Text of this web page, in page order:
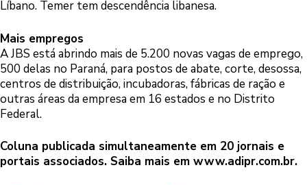
Líbano. Temer tem descendência libanesa.
Mais empregos
A JBS está abrindo mais de 5.200 novas vagas de emprego,
500 delas no Paraná, para postos de abate, corte, desossa,
centros de distribuição, incubadoras, fábricas de ração e
outras áreas da empresa em 16 estados e no Distrito
Federal.
Coluna publicada simultaneamente em 20 jornais e
portais associados. Saiba mais em www.adipr.com.br.